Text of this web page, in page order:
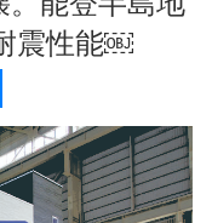
震性能￼